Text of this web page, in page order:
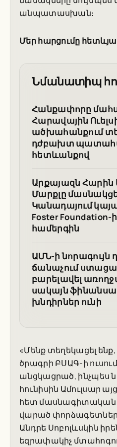
անպատասխան։
Մեր հարցումը
Նմանատիպ
Հանքափորը
Հարավային
ածխահանքում
դժբախտ
հետևանքով
Արքայազն Հարին
Մարքլը
Կանադայում
Foster Foundation-
համերգին
ԱՄՆ-ի նորագույն
ճանաչում
բարելավել
սակայն
խնդիրներ ունի
«Մենք տեղեկացել ենք,
ծրագրի ԲՍԱԳ-ի
անցկացրած, ինչպես
հունիսին Ամուլսար
հետ մասնագիտական
վարած փորձագետներ
Անդրե Սոբոլևսկին
եզրափակիչ